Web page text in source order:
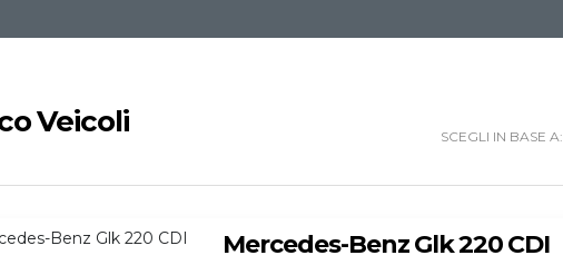
Veicoli SCEGLI IN BASE A:
Mercedes-Benz Glk 220 CDI